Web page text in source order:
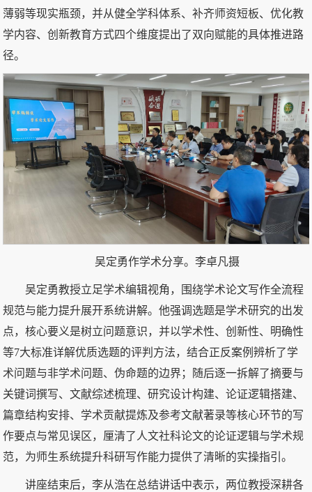
薄弱等现实瓶颈，并从健全学科体系、补齐师资短板、优化教
学内容、创新教育方式四个维度提出了双向赋能的具体推进路
径。
吴定勇作学术分享。李卓凡摄
吴定勇教授立足学术编辑视角，围绕学术论文写作全流程
规范与能力提升展开系统讲解。他强调选题是学术研究的出发
点，核心要义是树立问题意识，并以学术性、创新性、明确性
等7大标准详解优质选题的评判方法，结合正反案例辨析了学
术问题与非学术问题、伪命题的边界；随后逐一拆解了摘要与
关键词撰写、文献综述梳理、研究设计构建、论证逻辑搭建、
篇章结构安排、学术贡献提炼及参考文献著录等核心环节的写
作要点与常见误区，厘清了人文社科论文的论证逻辑与学术规
范，为师生系统提升科研写作能力提供了清晰的实操指引。
讲座结束后，李从浩在总结讲话中表示，两位教授深耕各